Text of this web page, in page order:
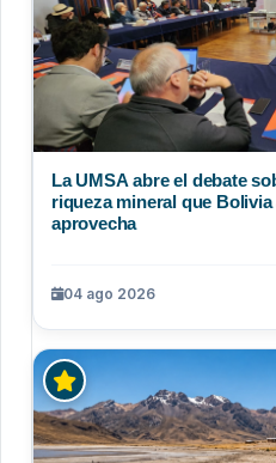
La UMSA abre el debate
riqueza mineral que
aprovecha
04 ago 2026